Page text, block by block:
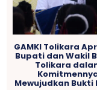
GAMKI Tolikara
Bupati dan Wakil
Tolikara
Mewujudkan Bukti